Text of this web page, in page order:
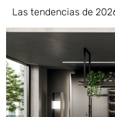
Las tendencias de